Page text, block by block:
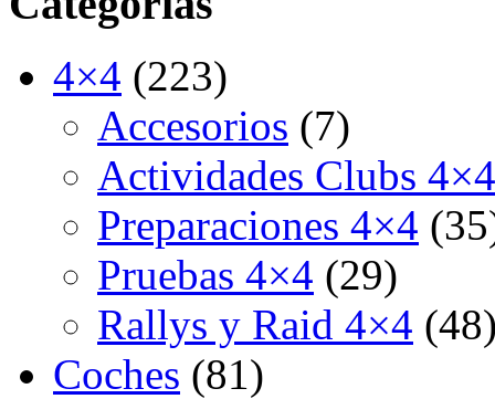
4×4 (223)
Accesorios (7)
Actividades Clubs 4×4
Preparaciones 4×4
Pruebas 4×4 (29)
Rallys y Raid 4×4
Coches (81)